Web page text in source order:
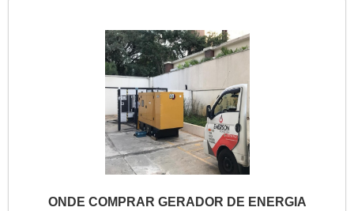
ONDE COMPRAR GERADOR DE ENERGIA